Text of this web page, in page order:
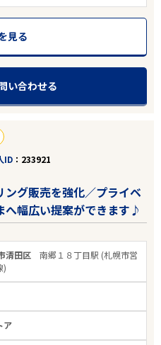
見る
い合わせる
ID 233921
ング販売を強化／プライベ
へ幅広い提案ができます♪
清田区南郷１８丁目駅 (札幌市営
)
ア